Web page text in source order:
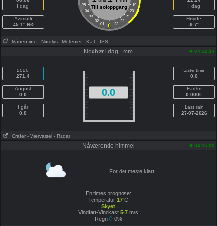
I dag
Azimuth
45.1° NØ
05
19
04
20
03
21
02
22
01 23
Till soloppgang
I dag
Høyde
-9.7°
Månen info - Nordlys - Meteorer - Kart - ISS
Nedbør i dag - mm 04:52:24
2026
271.4
August
0.0
I går
0.0
0.0
Siste time
0.0
Fart/m
0.0000
Last rain
27-07-2026
Grafer - Værvarsel - Radar
Nåværende himmel 04:25:00
For det meste klart
En times prognose:
Temperatur17°C
Skyet
Vindfart-Vindkast 5-7 m/s
Regn
0%